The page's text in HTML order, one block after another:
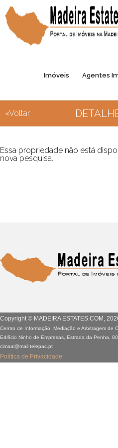
Imóveis Agentes
Registo de Agentes
«Voltar
Essa propriedade não está
nova pesquisa.
Copyright © MADEIRA ESTATES.COM,
Centro de Informação, Mediação e Arbitragem de
Edifício Ninho de Empresas, Estrada da Penha,
cimaal@mail.telepac.pt
Política de Privacidade